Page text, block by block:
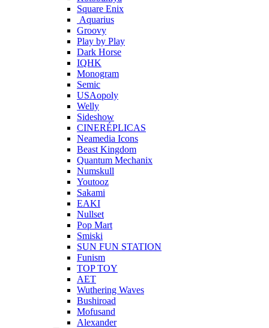
Square Enix
Aquarius
Groovy
Play by Play
Dark Horse
IQHK
Monogram
Semic
USAopoly
Welly
Sideshow
CINERÉPLICAS
Neamedia Icons
Beast Kingdom
Quantum Mechanix
Numskull
Youtooz
Sakami
EAKI
Nullset
Pop Mart
Smiski
SUN FUN STATION
Funism
TOP TOY
AET
Wuthering Waves
Bushiroad
Mofusand
Alexander